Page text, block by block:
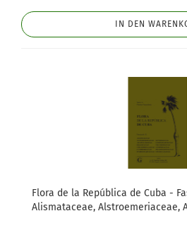
IN DEN
Flora de la República de Cuba -
Alismataceae, Alstroemeriaceae,